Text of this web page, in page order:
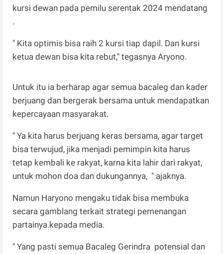
kursi dewan pada pemilu serentak 2024 mendatang
.
" Kita optimis bisa raih 2 kursi tiap dapil. Dan kursi
ketua dewan bisa kita rebut," tegasnya Aryono.
Untuk itu ia berharap agar semua bacaleg dan kader
berjuang dan bergerak bersama untuk mendapatkan
kepercayaan masyarakat.
" Ya kita harus berjuang keras bersama, agar target
bisa terwujud, jika menjadi pemimpin kita harus
tetap kembali ke rakyat, karna kita lahir dari rakyat,
untuk mohon doa dan dukungannya, " ajaknya.
Namun Haryono mengaku tidak bisa membuka
secara gamblang terkait strategi pemenangan
partainya.kepada media.
" Yang pasti semua Bacaleg Gerindra potensial dan